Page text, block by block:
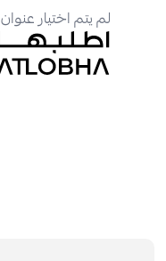
لم يتم اختيار عنوان